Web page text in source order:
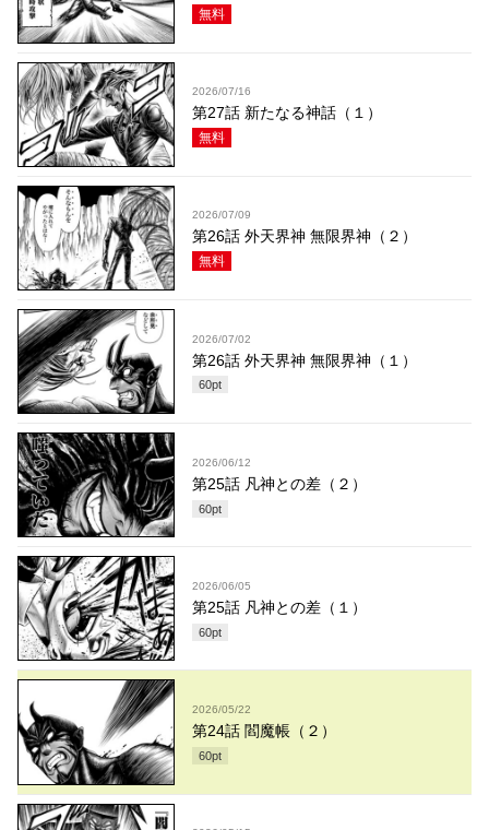
無料
2026/07/16
第27話 新たなる神話（１）
無料
2026/07/09
第26話 外天界神 無限界神（２）
無料
2026/07/02
第26話 外天界神 無限界神（１）
60pt
2026/06/12
第25話 凡神との差（２）
60pt
2026/06/05
第25話 凡神との差（１）
60pt
2026/05/22
第24話 閻魔帳（２）
60pt